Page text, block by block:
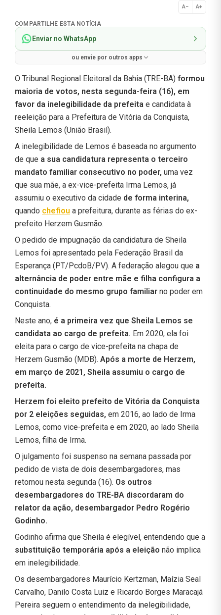
A− A+
Normal
COMPARTILHE ESTA NOTÍCIA
Enviar no WhatsApp
ou envie por outros apps
O Tribunal Regional Eleitoral da Bahia (TRE-BA) formou
maioria de votos, nesta segunda-feira (16), em
favor da inelegibilidade da prefeita e candidata à
reeleição para a Prefeitura de Vitória da Conquista,
Sheila Lemos (União Brasil).
A inelegibilidade de Lemos é baseada no argumento
de que a sua candidatura representa o terceiro
mandato familiar consecutivo no poder, uma vez
que sua mãe, a ex-vice-prefeita Irma Lemos, já
assumiu o executivo da cidade de forma interina,
quando chefiou a prefeitura, durante as férias do ex-
prefeito Herzem Gusmão.
O pedido de impugnação da candidatura de Sheila
Lemos foi apresentado pela Federação Brasil da
Esperança (PT/PcdoB/PV). A federação alegou que a
alternância de poder entre mãe e filha configura a
continuidade do mesmo grupo familiar no poder em
Conquista.
Neste ano, é a primeira vez que Sheila Lemos se
candidata ao cargo de prefeita. Em 2020, ela foi
eleita para o cargo de vice-prefeita na chapa de
Herzem Gusmão (MDB). Após a morte de Herzem,
em março de 2021, Sheila assumiu o cargo de
prefeita.
Herzem foi eleito prefeito de Vitória da Conquista
por 2 eleições seguidas, em 2016, ao lado de Irma
Lemos, como vice-prefeita e em 2020, ao lado Sheila
Lemos, filha de Irma.
O julgamento foi suspenso na semana passada por
pedido de vista de dois desembargadores, mas
retomou nesta segunda (16). Os outros
desembargadores do TRE-BA discordaram do
relator da ação, desembargador Pedro Rogério
Godinho.
Godinho afirma que Sheila é elegível, entendendo que a
substituição temporária após a eleição não implica
em inelegibilidade.
Os desembargadores Maurício Kertzman, Maízia Seal
Carvalho, Danilo Costa Luiz e Ricardo Borges Maracajá
Pereira seguem o entendimento da inelegibilidade,